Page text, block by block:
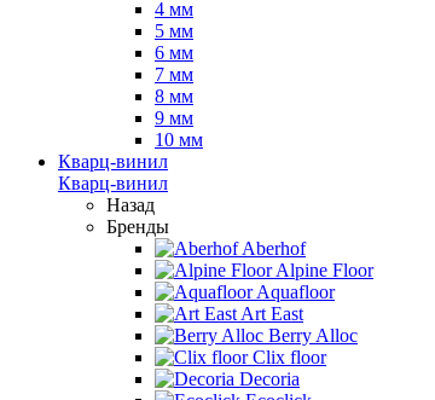
4 мм
5 мм
6 мм
7 мм
8 мм
9 мм
10 мм
Кварц-винил
Кварц-винил
Назад
Бренды
Aberhof
Alpine Floor
Aquafloor
Art East
Berry Alloc
Clix floor
Decoria